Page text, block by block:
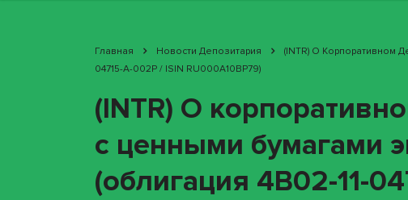
Главная Новости Депозитария
(INTR) О Корпоративном
04715-A-002P / ISIN RU000A10BP79)
(INTR) О
с ценными бумагами
(облигация 4B02-11-